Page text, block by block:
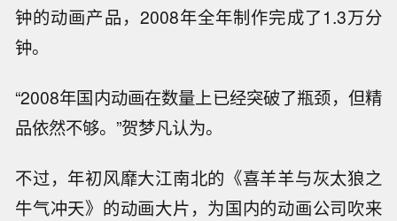
钟的动画产品，2008年全年制作完成了1.3万分
钟。
“2008年国内动画在数量上已经突破了瓶颈，但精
品依然不够。”贺梦凡认为。
不过，年初风靡大江南北的《喜羊羊与灰太狼之
牛气冲天》的动画大片，为国内的动画公司吹来